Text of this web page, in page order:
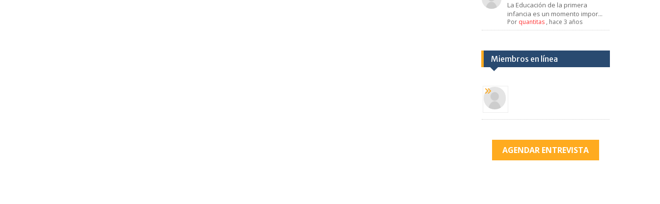
La Educación de la primera
infancia es un momento impor...
Por quantitas, hace 3 años
Miembros en línea
AGENDAR ENTREVISTA